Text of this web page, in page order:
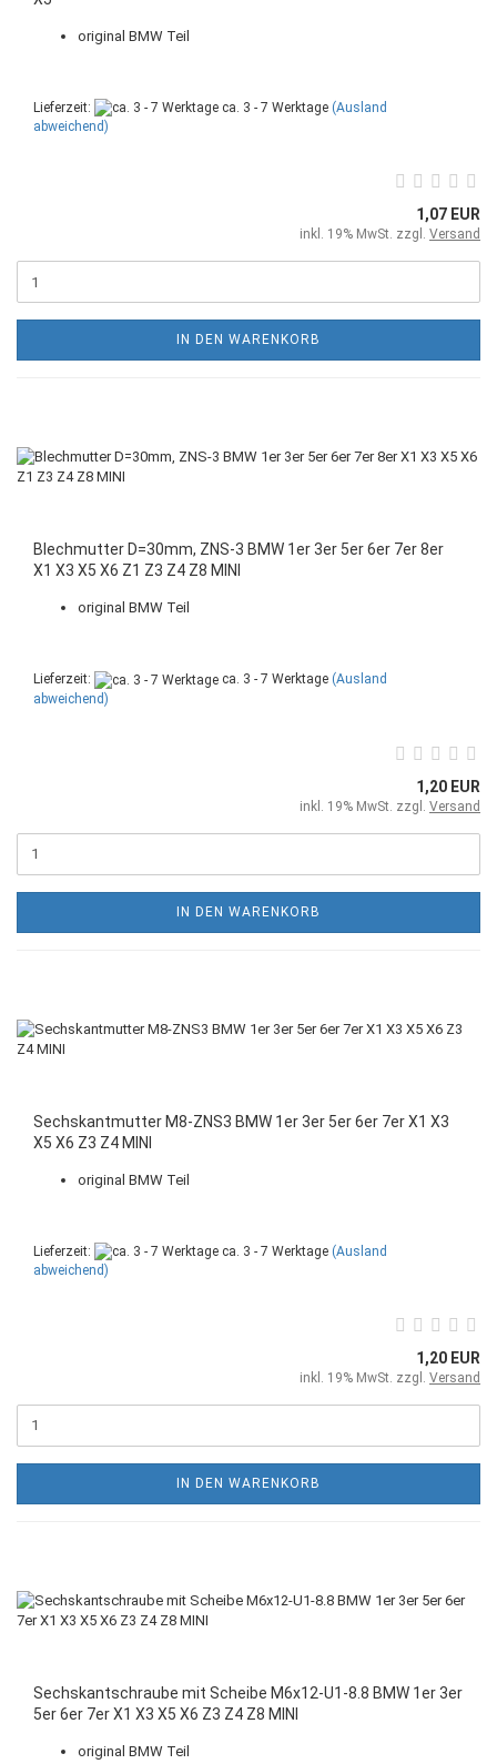
original BMW Teil
Lieferzeit: ca. 3 - 7 Werktage (Ausland
abweichend)
1,07 EUR
inkl. 19% MwSt. zzgl. Versand
IN DEN WARENKORB
Blechmutter D=30mm, ZNS-3 BMW 1er 3er 5er 6er 7er 8er
X1 X3 X5 X6 Z1 Z3 Z4 Z8 MINI
original BMW Teil
Lieferzeit: ca. 3 - 7 Werktage (Ausland
abweichend)
1,20 EUR
inkl. 19% MwSt. zzgl. Versand
IN DEN WARENKORB
Sechskantmutter M8-ZNS3 BMW 1er 3er 5er 6er 7er X1 X3
X5 X6 Z3 Z4 MINI
original BMW Teil
Lieferzeit: ca. 3 - 7 Werktage (Ausland
abweichend)
1,20 EUR
inkl. 19% MwSt. zzgl. Versand
IN DEN WARENKORB
Sechskantschraube mit Scheibe M6x12-U1-8.8 BMW 1er 3er
5er 6er 7er X1 X3 X5 X6 Z3 Z4 Z8 MINI
original BMW Teil